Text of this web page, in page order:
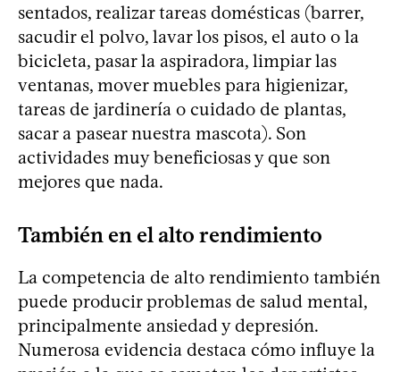
sentados, realizar tareas domésticas (barrer,
sacudir el polvo, lavar los pisos, el auto o la
bicicleta, pasar la aspiradora, limpiar las
ventanas, mover muebles para higienizar,
tareas de jardinería o cuidado de plantas,
sacar a pasear nuestra mascota). Son
actividades muy beneficiosas y que son
mejores que nada.
También en el alto rendimiento
La competencia de alto rendimiento también
puede producir problemas de salud mental,
principalmente ansiedad y depresión.
Numerosa evidencia destaca cómo influye la